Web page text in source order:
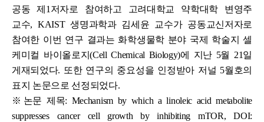
공동 제1저자로 참여하고 고려대학교 약학대학 변영주
교수, KAIST 생명과학과 김세윤 교수가 공동교신저자로
참여한 이번 연구 결과는 화학생물학 분야 국제 학술지 셀
케미컬 바이올로지(Cell Chemical Biology)에 지난 5월 21일
게재되었다. 또한 연구의 중요성을 인정받아 저널 5월호의
표지 논문으로 선정되었다.
※논문 제목: Mechanism by which a linoleic acid metabolite
suppresses cancer cell growth by inhibiting mTOR, DOI: